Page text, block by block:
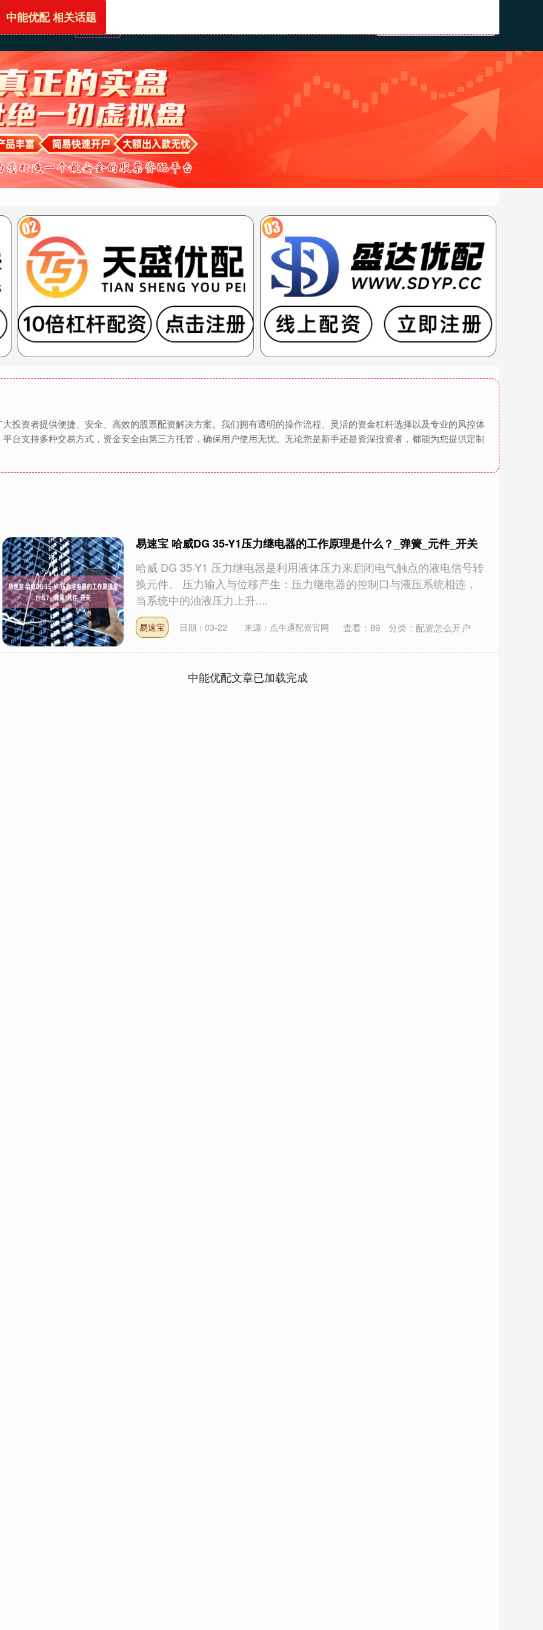
首页
投资者提供便捷、安全、高效的股票配资解决方案。我们拥有透明的操作流程、灵活的资金杠杆选择以及专业的风控体
台支持多种交易方式，资金安全由第三方托管，确保用户使用无忧。无论您是新手还是资深投资者，都能为您提供定制
中能优配 相关话题
易速宝 哈威DG 35-Y1压力继电器的工作原理是什么？_弹簧_元件_开关
哈威 DG 35-Y1 压力继电器是利用液体压力来启闭电气触点的液电信号转
换元件。 压力输入与位移产生：压力继电器的控制口与液压系统相连，
当系统中的油液压力上升....
易速宝 日期：03-22 来源：点牛通配资官网 查看： 89 分类： 配资怎么开户
中能优配文章已加载完成